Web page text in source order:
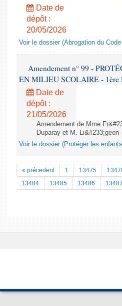
Date de
dépôt :
20/05/2026
Voir le dossier (Abrogation du
Amendement n° 99 -
EN MILIEU SCOLAIRE - 1ère
Date de
dépôt :
21/05/2026
Amendement de Mme
Duparay et M. Li&#233;geon
Voir le dossier (Protéger les
« précedent 1 13475
13484
13485 13486 13487